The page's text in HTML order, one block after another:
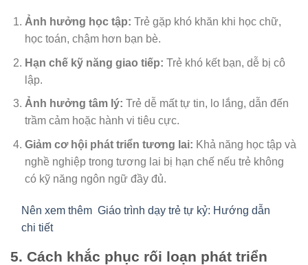
Ảnh hưởng học tập: Trẻ gặp khó khăn khi học chữ,
học toán, chậm hơn bạn bè.
Hạn chế kỹ năng giao tiếp: Trẻ khó kết bạn, dễ bị cô
lập.
Ảnh hưởng tâm lý: Trẻ dễ mất tự tin, lo lắng, dẫn đến
trầm cảm hoặc hành vi tiêu cực.
Giảm cơ hội phát triển tương lai: Khả năng học tập và
nghề nghiệp trong tương lai bị hạn chế nếu trẻ không
có kỹ năng ngôn ngữ đầy đủ.
Nên xem thêm Giáo trình dạy trẻ tự kỷ: Hướng dẫn
chi tiết
5. Cách khắc phục rối loạn phát triển